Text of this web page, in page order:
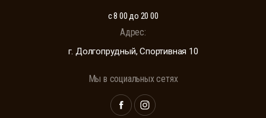
с 8 00 до 20 00
Адрес:
г. Долгопрудный, Спортивная 10
Мы в социальных сетях